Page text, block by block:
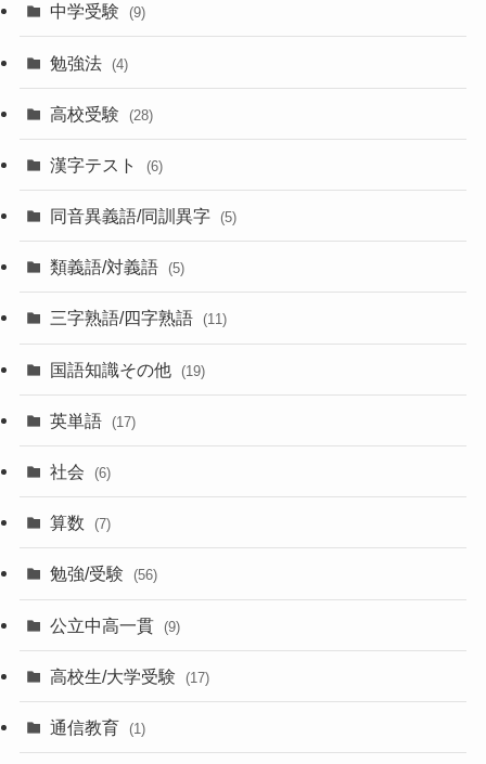
中学受験 (9)
勉強法 (4)
高校受験 (28)
漢字テスト (6)
同音異義語/同訓異字 (5)
類義語/対義語 (5)
三字熟語/四字熟語 (11)
国語知識その他 (19)
英単語 (17)
社会 (6)
算数 (7)
勉強/受験 (56)
公立中高一貫 (9)
高校生/大学受験 (17)
通信教育 (1)